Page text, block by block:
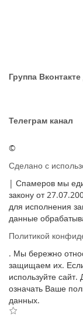
Группа
Телеграм канал
©
Сделано с
| Спамеров мы
закону от
для исполнения
данные
Политикой
. Мы бережно
защищаем их.
используйте
означать Ваше
данных.